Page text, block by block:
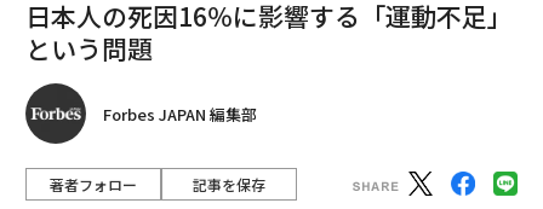
日本人の死因16％に影響する「運動不足」
という問題
Forbes JAPAN 編集部
著者フォロー 記事を保存